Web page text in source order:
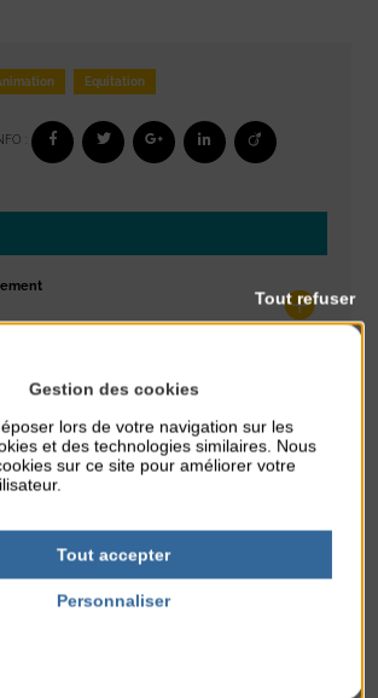
Equitation
:
Gaulle
»
Gestion des cookies
lors de votre navigation sur les
et des technologies similaires. Nous
sur ce site pour améliorer votre
Tout accepter
Tout refuser
Personnaliser